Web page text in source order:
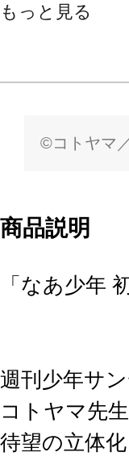
もっと見る
©コトヤマ
商品説明
「なあ少年
週刊少年サ
コトヤマ先
待望の立体化